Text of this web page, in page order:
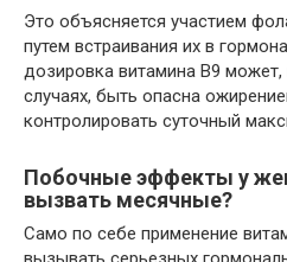
Это объясняется участием
путем встраивания их в
дозировка витамина В9
случаях, быть опасна
контролировать суточный
Побочные эффекты у
вызвать месячные?
Само по себе применение